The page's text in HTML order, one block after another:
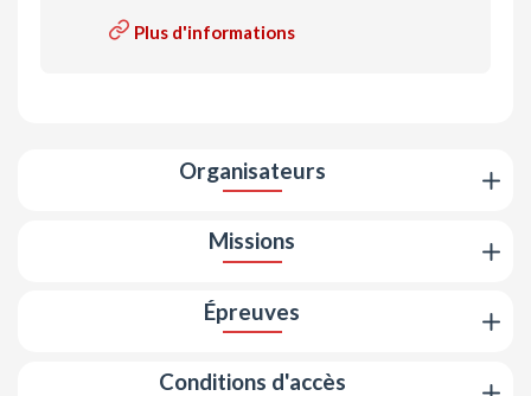
Plus d'informations
Organisateurs
Missions
Épreuves
Conditions d'accès